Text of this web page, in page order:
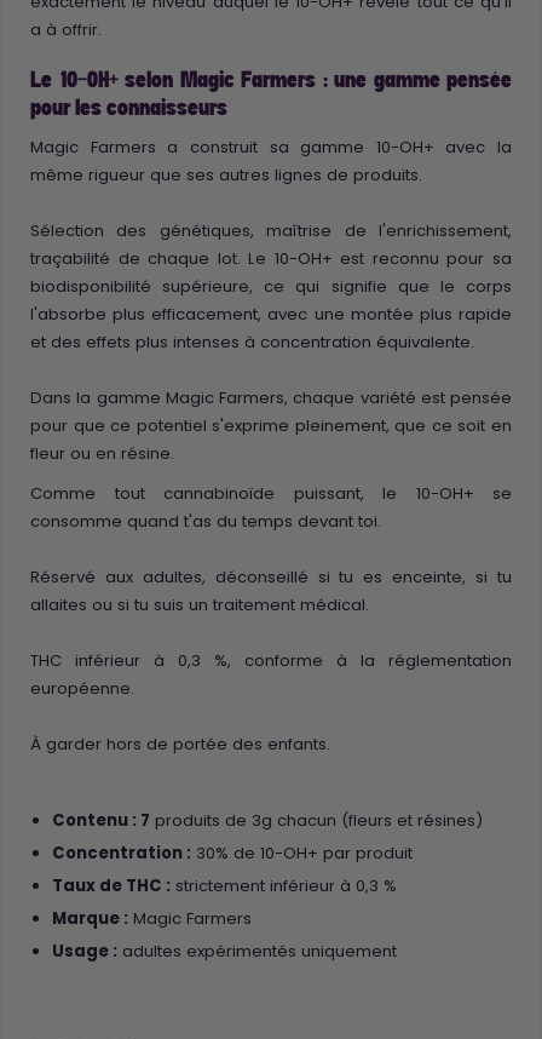
a à offrir.
Le 10-OH+ selon Magic Farmers : une gamme pensée
pour les connaisseurs
Magic Farmers a construit sa gamme 10-OH+ avec la
même rigueur que ses autres lignes de produits.
Sélection des génétiques, maîtrise de l'enrichissement,
traçabilité de chaque lot. Le 10-OH+ est reconnu pour sa
biodisponibilité supérieure, ce qui signifie que le corps
l'absorbe plus efficacement, avec une montée plus rapide
et des effets plus intenses à concentration équivalente.
Dans la gamme Magic Farmers, chaque variété est pensée
pour que ce potentiel s'exprime pleinement, que ce soit en
fleur ou en résine.
Comme tout cannabinoïde puissant, le 10-OH+ se
consomme quand t'as du temps devant toi.
Réservé aux adultes, déconseillé si tu es enceinte, si tu
allaites ou si tu suis un traitement médical.
THC inférieur à 0,3 %, conforme à la réglementation
européenne.
À garder hors de portée des enfants.
Contenu : 7 produits de 3g chacun (fleurs et résines)
Concentration : 30% de 10-OH+ par produit
Taux de THC : strictement inférieur à 0,3 %
Marque : Magic Farmers
Usage : adultes expérimentés uniquement